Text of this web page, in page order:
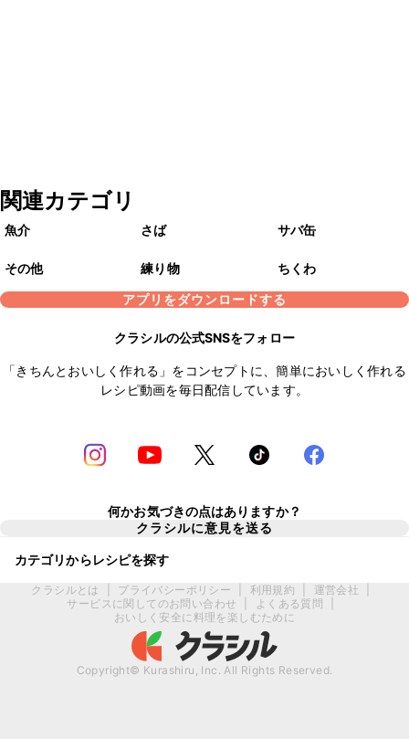
関連カテゴリ
魚介 さば サバ缶
その他 練り物
ちくわ
アプリをダウンロードする
クラシルの公式SNSをフォロー
「きちんとおいしく作れる」をコンセプトに、簡単においしく作れる
レシピ動画を毎日配信しています。
何かお気づきの点はありますか？
クラシルに意見を送る
カテゴリからレシピを探す
クラシルとは プライバシーポリシー 利用規約 運営会社
サービスに関してのお問い合わせ
よくある質問
おいしく安全に料理を楽しむために
Copyright© Kurashiru, Inc. All Rights Reserved.